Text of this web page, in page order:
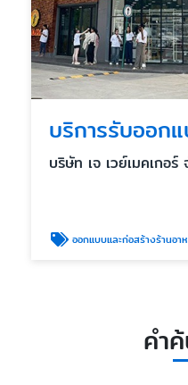
บริษัท เจ เวย์เมคเกอร์
ออกแบบและก่อสร้างร้านอาหารแฟรน
คำ